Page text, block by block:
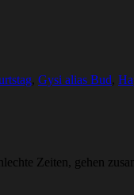
, Gysi alias Bud,
Zeiten, gehen